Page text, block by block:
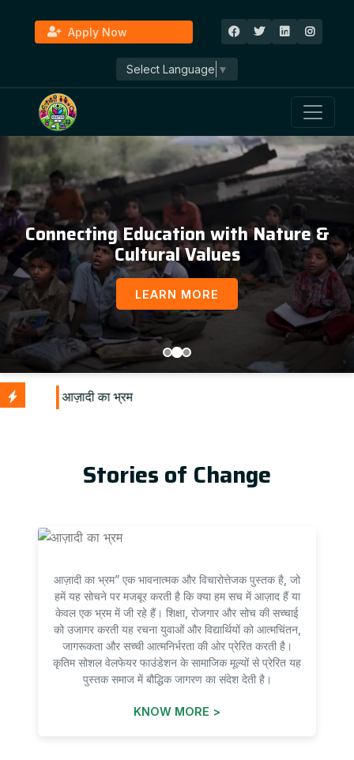
Apply Now
Select Language ▼
Connecting Education with Nature &
Cultural Values
LEARN MORE
Stories of Change
आज़ादी का भ्रम” एक भावनात्मक और विचारोत्तेजक पुस्तक है, जो
हमें यह सोचने पर मजबूर करती है कि क्या हम सच में आज़ाद हैं या
केवल एक भ्रम में जी रहे हैं। शिक्षा, रोजगार और सोच की सच्चाई
को उजागर करती यह रचना युवाओं और विद्यार्थियों को आत्मचिंतन,
जागरूकता और सच्ची आत्मनिर्भरता की ओर प्रेरित करती है।
कृतिम सोशल वेलफेयर फाउंडेशन के सामाजिक मूल्यों से प्रेरित यह
पुस्तक समाज में बौद्धिक जागरण का संदेश देती है।
KNOW MORE >